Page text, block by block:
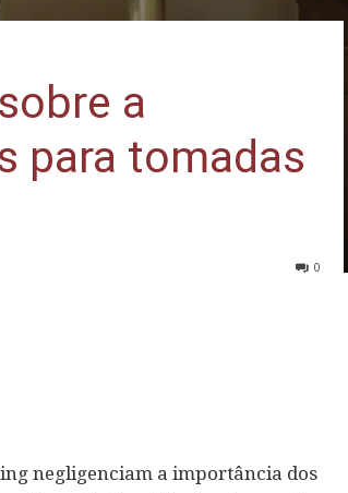
a
para tomadas
0
negligenciam a importância dos